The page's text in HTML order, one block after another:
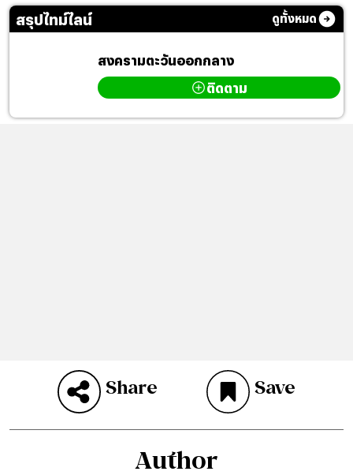
สรุปไทม์ไลน์ ดูทั้งหมด
สงครามตะวันออกกลาง
ติดตาม
Share Save
Author